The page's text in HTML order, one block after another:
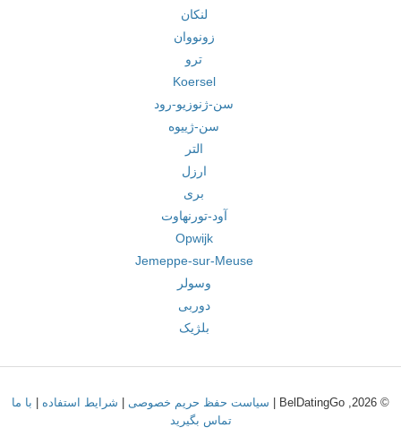
لنکان
زونووان
ترو
Koersel
سن-ژنوزیو-رود
سن-ژییوه
التر
ارزل
بری
آود-تورنهاوت
Opwijk
Jemeppe-sur-Meuse
وسولر
دوربی
بلژیک
© 2026, BelDatingGo | سیاست حفظ حریم خصوصی شرایط استفاده
با ما
تماس بگیرید